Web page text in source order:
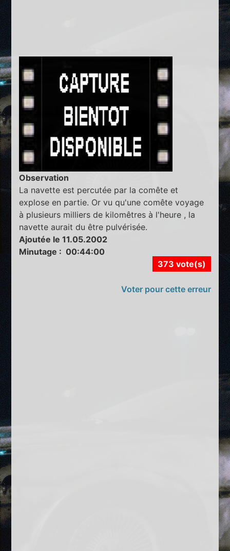
Observation
La navette est percutée par la comête et
explose en partie. Or vu qu'une comête voyage
à plusieurs milliers de kilomêtres à l'heure , la
navette aurait du être pulvérisée.
Ajoutée le 11.05.2002
Minutage : 00:44:00
373 vote(s)
Voter pour cette erreur